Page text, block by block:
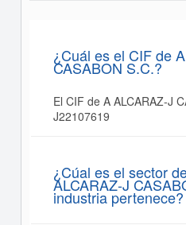
¿Cuál es el CIF de
CASABON S.C.?
El CIF de A ALCARAZ-J
J22107619
¿Cúal es el sector
ALCARAZ-J
industria pertenece?